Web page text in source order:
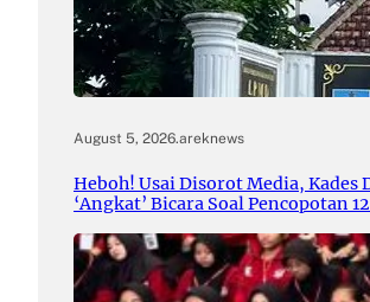
August 5, 2026.areknews
Heboh! Usai Disorot Media, Kades
‘Angkat’ Bicara Soal Pencopotan